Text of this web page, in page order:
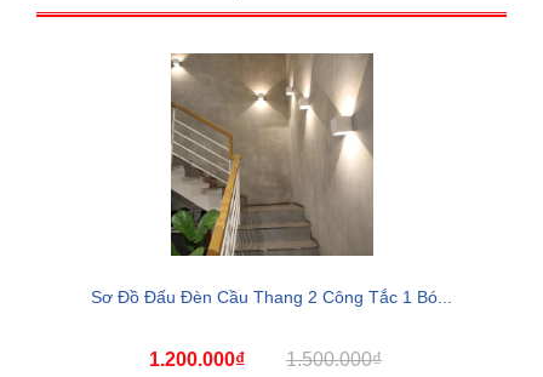
Sơ Đồ Đấu Đèn Cầu Thang 2 Công Tắc 1 Bó...
1.200.000₫ 1.500.000₫